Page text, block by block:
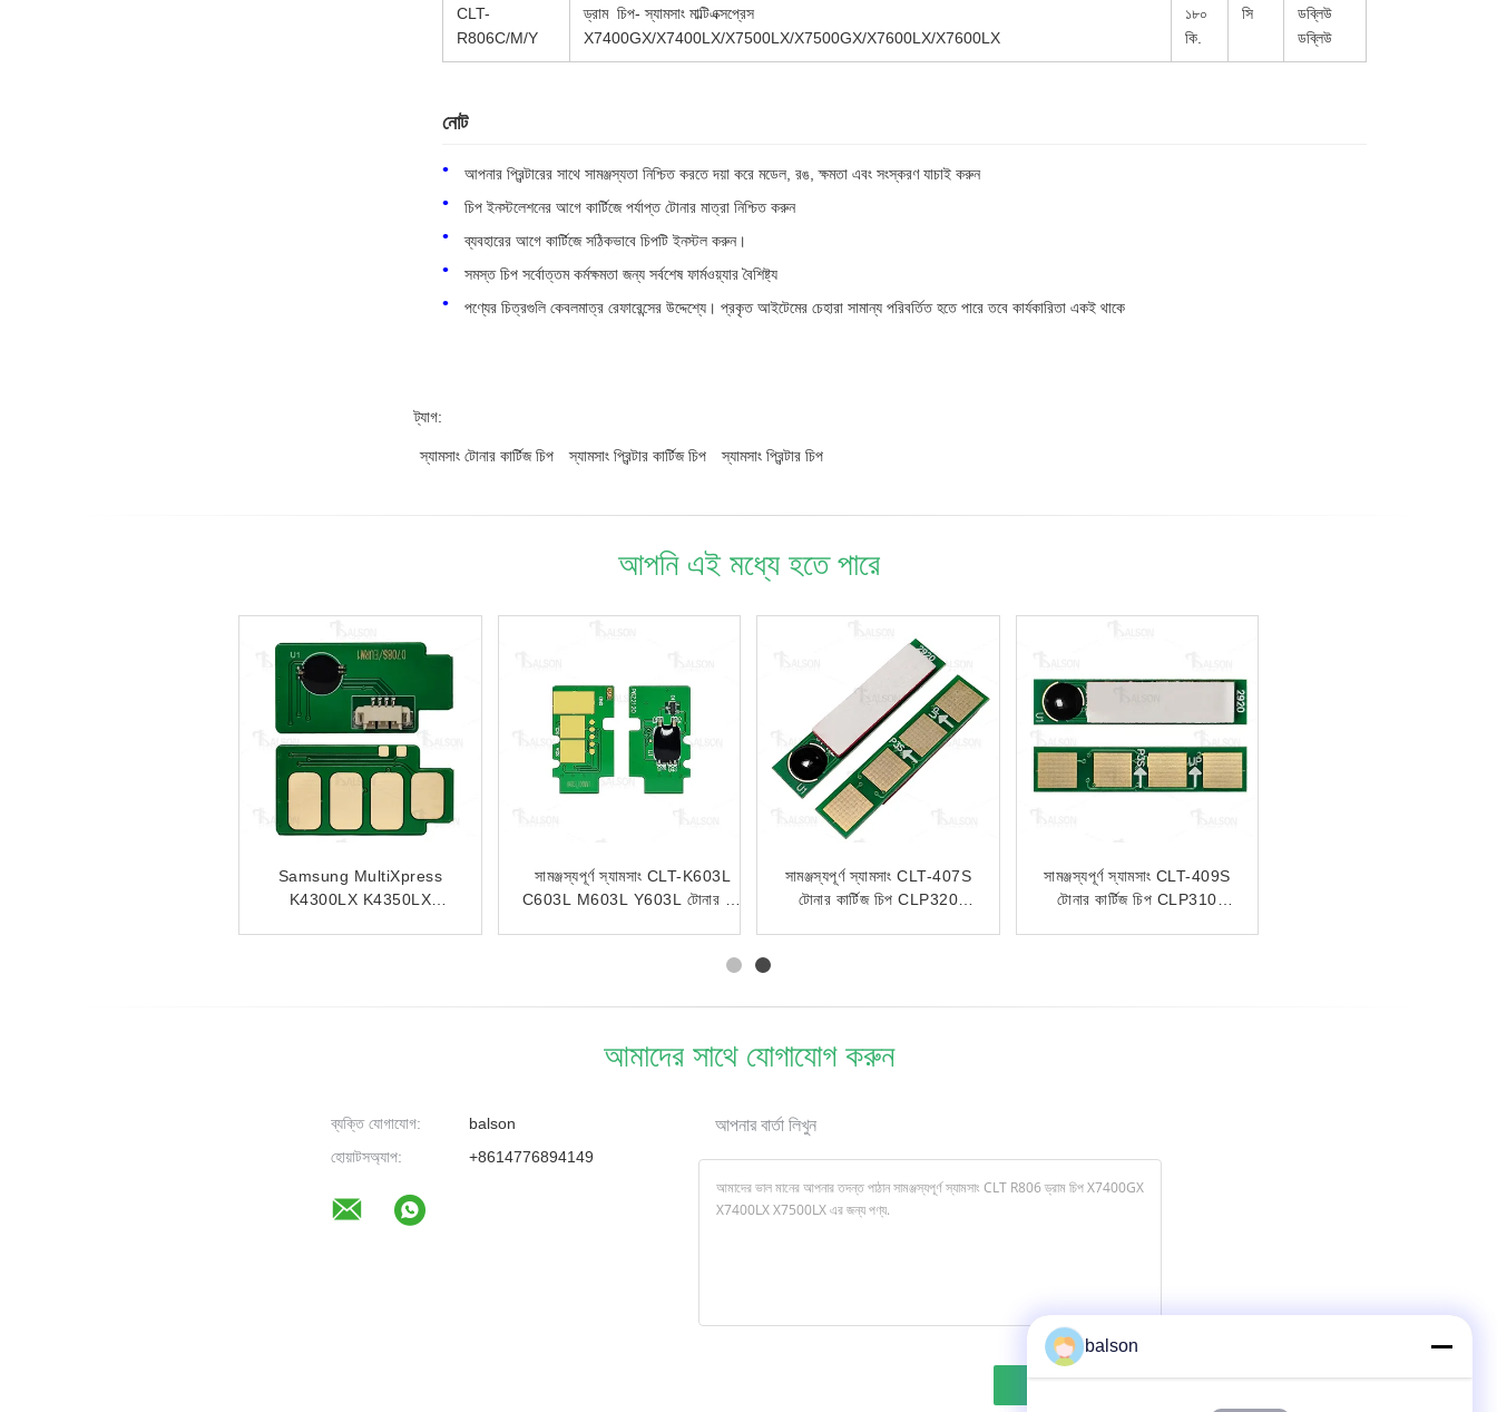
CLT-
R806C/M/Y
ড্রাম চিপ- স্যামসাং মাল্টিএক্সপ্রেস
X7400GX/X7400LX/X7500LX/X7500GX/X7600LX/X7600LX
১৮০
কি.
সি
ডব্লিউ
ডব্লিউ
নোট
আপনার প্রিন্টারের সাথে সামঞ্জস্যতা নিশ্চিত করতে দয়া করে মডেল, রঙ, ক্ষমতা এবং সংস্করণ যাচাই করুন
চিপ ইনস্টলেশনের আগে কার্টিজে পর্যাপ্ত টোনার মাত্রা নিশ্চিত করুন
ব্যবহারের আগে কার্টিজে সঠিকভাবে চিপটি ইনস্টল করুন।
সমস্ত চিপ সর্বোত্তম কর্মক্ষমতা জন্য সর্বশেষ ফার্মওয়্যার বৈশিষ্ট্য
পণ্যের চিত্রগুলি কেবলমাত্র রেফারেন্সের উদ্দেশ্যে। প্রকৃত আইটেমের চেহারা সামান্য পরিবর্তিত হতে পারে তবে কার্যকারিতা একই থাকে
ট্যাগ:
স্যামসাং টোনার কার্টিজ চিপ স্যামসাং প্রিন্টার কার্টিজ চিপ স্যামসাং প্রিন্টার চিপ
আপনি এই মধ্যে হতে পারে
Samsung MultiXpress
K4300LX K4350LX
সামঞ্জস্যপূর্ণ স্যামসাং CLT-K603L
C603L M603L Y603L টোনার চিপ
সামঞ্জস্যপূর্ণ স্যামসাং CLT-407S
টোনার কার্টিজ চিপ CLP320
সামঞ্জস্যপূর্ণ স্যামসাং CLT-409S
টোনার কার্টিজ চিপ CLP310
আমাদের সাথে যোগাযোগ করুন
ব্যক্তি যোগাযোগ:
balson
হোয়াটসঅ্যাপ:
+8614776894149
আপনার বার্তা লিখুন
balson